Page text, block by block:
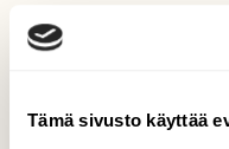
Tämä sivusto käyttää